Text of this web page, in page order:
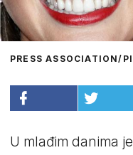
PRESS ASSOCIATION/
U mlađim danima